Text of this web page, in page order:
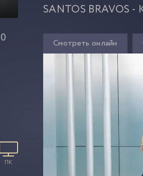
0
ПК
SANTOS BRAVOS -
Смотреть онлайн